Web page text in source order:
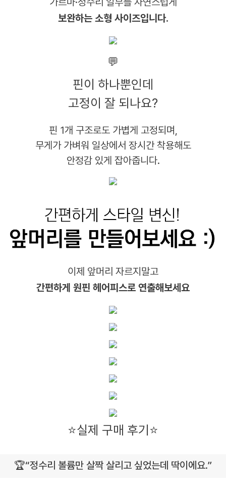
보완하는 소형 사이즈입니다.
💬
핀이 하나뿐인데
고정이 잘 되나요?
핀 1개 구조로도 가볍게 고정되며,
무게가 가벼워 일상에서 장시간 착용해도
안정감 있게 잡아줍니다.
이제 앞머리 자르지말고
간편하게 원핀 헤어피스로 연출해보세요
⭐실제 구매 후기⭐
🏆“정수리 볼륨만 살짝 살리고 싶었는데 딱이에요.”